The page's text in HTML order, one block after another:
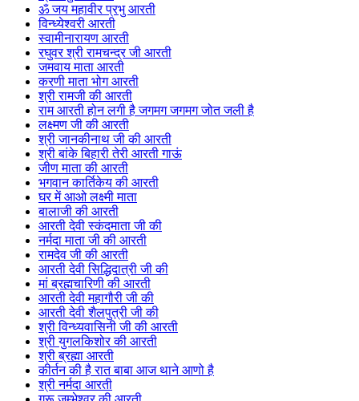
ॐ जय महावीर प्रभु आरती
विन्ध्येश्वरी आरती
स्वामीनारायण आरती
रघुवर श्री रामचन्द्र जी आरती
जमवाय माता आरती
करणी माता भोग आरती
श्री रामजी की आरती
राम आरती होन लगी है जगमग जगमग जोत जली है
लक्ष्मण जी की आरती
श्री जानकीनाथ जी की आरती
श्री बांके बिहारी तेरी आरती गाऊं
जीण माता की आरती
भगवान कार्तिकेय की आरती
घर में आओ लक्ष्मी माता
बालाजी की आरती
आरती देवी स्कंदमाता जी की
नर्मदा माता जी की आरती
रामदेव जी की आरती
आरती देवी सिद्धिदात्री जी की
मां ब्रह्मचारिणी की आरती
आरती देवी महागौरी जी की
आरती देवी शैलपुत्री जी की
श्री विन्ध्यवासिनी जी की आरती
श्री युगलकिशोर की आरती
श्री ब्रह्मा आरती
कीर्तन की है रात बाबा आज थाने आणो है
श्री नर्मदा आरती